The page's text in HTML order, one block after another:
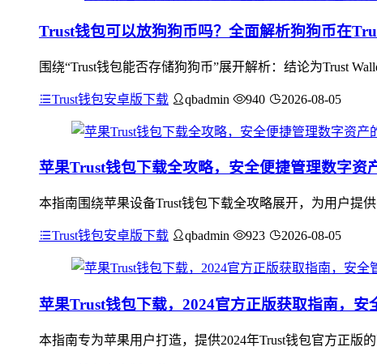
Trust钱包可以放狗狗币吗？全面解析狗狗币在
围绕“Trust钱包能否存储狗狗币”展开解析：结论为Trust
Trust钱包安卓版下载 qbadmin 940 2026-08-05
苹果Trust钱包下载全攻略，安全便捷管理数字资
本指南围绕苹果设备Trust钱包下载全攻略展开，为用户提
Trust钱包安卓版下载 qbadmin 923 2026-08-05
苹果Trust钱包下载，2024官方正版获取指南，安
本指南专为苹果用户打造，提供2024年Trust钱包官方正版